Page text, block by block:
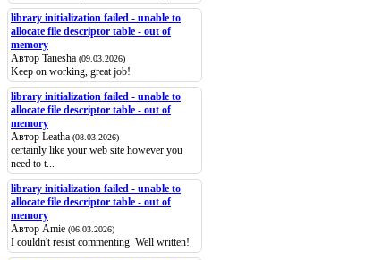
library initialization failed - unable to
allocate file descriptor table - out of
memory
Автор Tanesha (09.03.2026)
Keep on working, great job!
library initialization failed - unable to
allocate file descriptor table - out of
memory
Автор Leatha (08.03.2026)
certainly like your web site however you
need to t...
library initialization failed - unable to
allocate file descriptor table - out of
memory
Автор Amie (06.03.2026)
I couldn't resist commenting. Well written!